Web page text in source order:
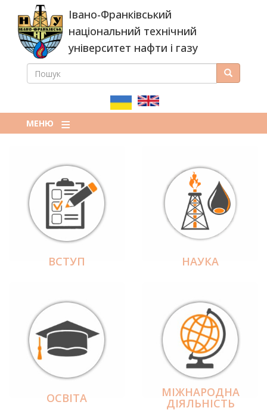
основного
вмісту
Івано-Франківський
національний технічний
університет нафти і газу
ПОШУКОВА
ПОШУК Пошук
МЕНЮ
ВСТУП НАУКА
ОСВІТА МІЖНАРОДНА
ДІЯЛЬНІCТЬ